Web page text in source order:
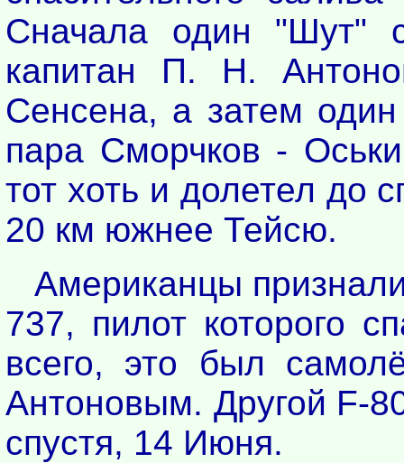
Сначала один "Шут"
капитан П. Н.
Сенсена, а затем
пара Сморчков -
тот хоть и долетел до
20 км южнее Тейсю.
Американцы
737, пилот которого
всего, это был
Антоновым. Другой F-
спустя, 14 Июня.